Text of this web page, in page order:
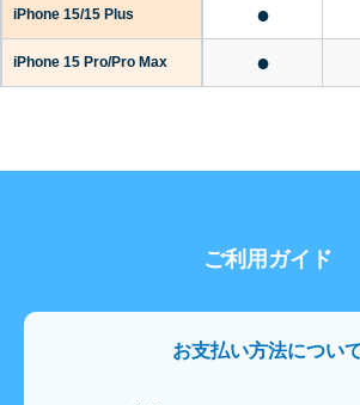
iPhone 15/15 Plus ●
iPhone 15 Pro/Pro Max ●
ご利用ガイド
お支払い方法につい